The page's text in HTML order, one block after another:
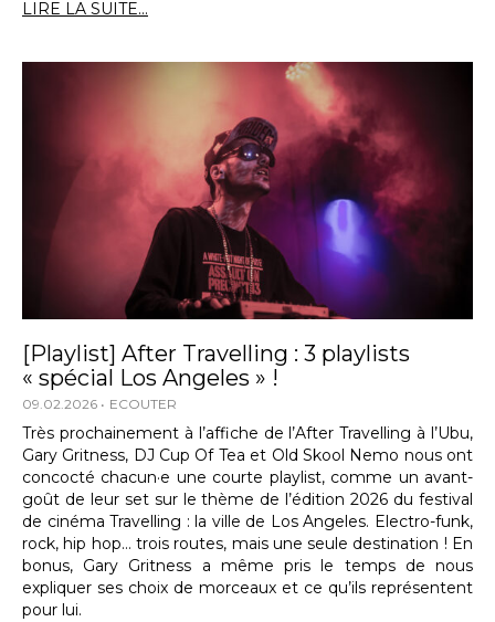
LIRE LA SUITE...
[Playlist] After Travelling : 3 playlists
« spécial Los Angeles » !
09.02.2026 ECOUTER
Très prochainement à l’affiche de l’After Travelling à l’Ubu,
Gary Gritness, DJ Cup Of Tea et Old Skool Nemo nous ont
concocté chacun·e une courte playlist, comme un avant-
goût de leur set sur le thème de l’édition 2026 du festival
de cinéma Travelling : la ville de Los Angeles. Electro-funk,
rock, hip hop… trois routes, mais une seule destination ! En
bonus, Gary Gritness a même pris le temps de nous
expliquer ses choix de morceaux et ce qu’ils représentent
pour lui.